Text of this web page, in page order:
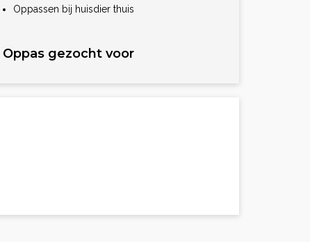
Oppassen bij huisdier thuis
Oppas gezocht voor